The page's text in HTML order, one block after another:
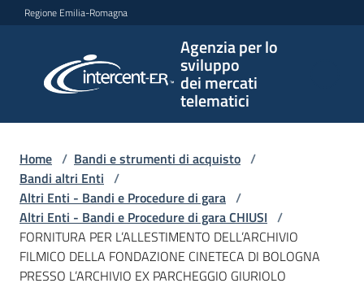
Vai al contenuto
Vai alla navigazione
Vai al footer
Regione Emilia-Romagna
Agenzia per lo
sviluppo
dei mercati
telematici
per lo
sviluppo
telematici
L'Agenzia
Home / Bandi e strumenti di acquisto /
Bandi altri Enti /
Altri Enti - Bandi e Procedure di gara /
Altri Enti - Bandi e Procedure di gara CHIUSI /
FORNITURA PER L’ALLESTIMENTO DELL’ARCHIVIO
FILMICO DELLA FONDAZIONE CINETECA DI BOLOGNA
PRESSO L’ARCHIVIO EX PARCHEGGIO GIURIOLO